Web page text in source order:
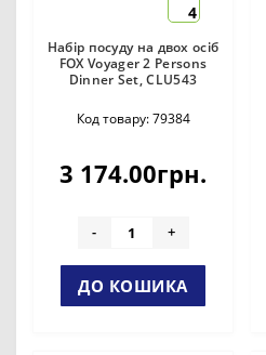
4
Набір посуду на двох осіб
FOX Voyager 2 Persons
Dinner Set, CLU543
Код товару: 79384
3 174.00грн.
- +
ДО КОШИКА